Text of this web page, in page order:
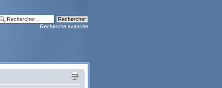
Recherche avancée